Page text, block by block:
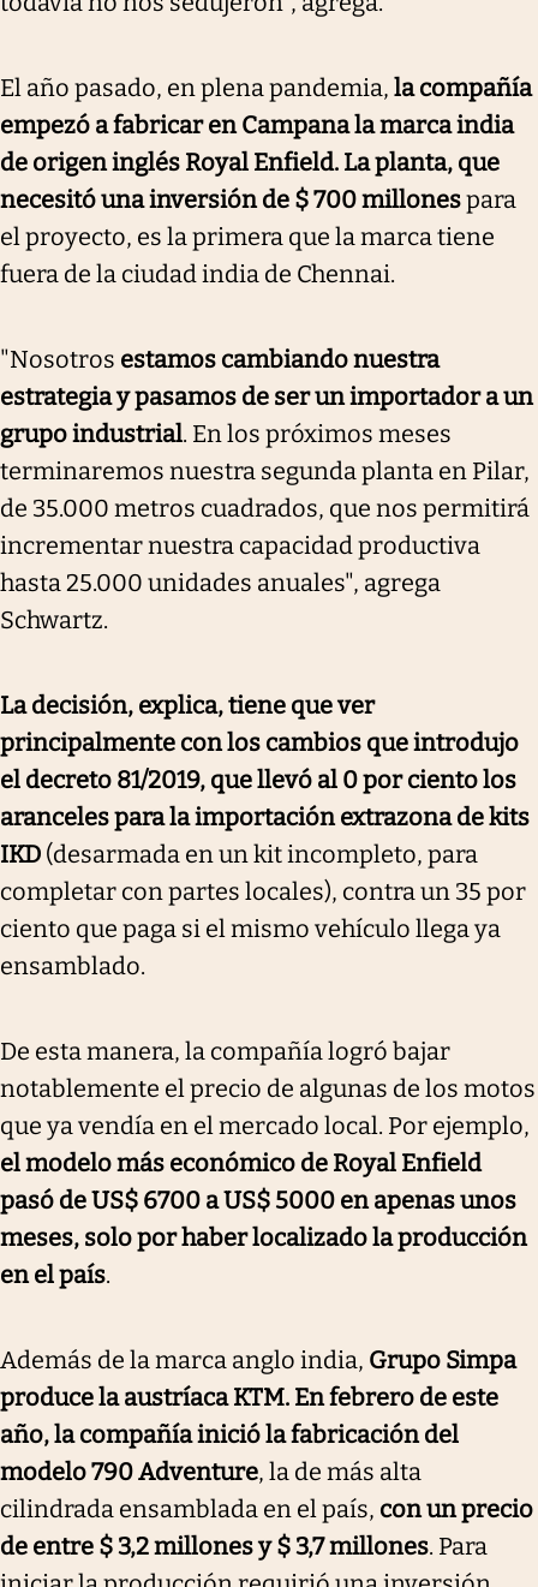
El año pasado, en plena pandemia, la compañía
empezó a fabricar en Campana la marca india
de origen inglés Royal Enfield. La planta, que
necesitó una inversión de $ 700 millonespara
el proyecto, es la primera que la marca tiene
fuera de la ciudad india de Chennai.
"Nosotros estamos cambiando nuestra
estrategia y pasamos de ser un importador a un
grupo industrial. En los próximos meses
terminaremos nuestra segunda planta en Pilar,
de 35.000 metros cuadrados, que nos permitirá
incrementar nuestra capacidad productiva
hasta 25.000 unidades anuales", agrega
Schwartz.
La decisión, explica, tiene que ver
principalmente con los cambios que introdujo
el decreto 81/2019, que llevó al 0 por ciento los
aranceles para la importación extrazona de kits
IKD (desarmada en un kit incompleto, para
completar con partes locales), contra un 35 por
ciento que paga si el mismo vehículo llega ya
ensamblado.
De esta manera, la compañía logró bajar
notablemente el precio de algunas de los motos
que ya vendía en el mercado local. Por ejemplo,
el modelo más económico de Royal Enfield
pasó de US$ 6700 a US$ 5000 en apenas unos
meses, solo por haber localizado la producción
en el país.
Además de la marca anglo india, Grupo Simpa
produce la austríaca KTM. En febrero de este
año, la compañía inició la fabricación del
modelo 790 Adventure, la de más alta
cilindrada ensamblada en el país, con un precio
de entre $ 3,2 millones y $ 3,7 millones. Para